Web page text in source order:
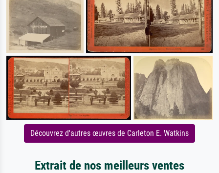
Découvrez d'autres œuvres de Carleton E. Watkins
Extrait de nos meilleurs ventes